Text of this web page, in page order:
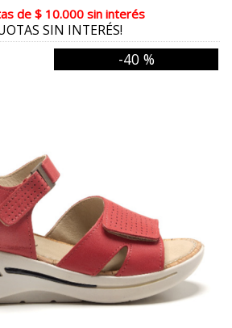
BLANCO ORO
CHOCO VISON
SUELA BRONCE
MARRON COBRE
GUINDA
de $ 10.000 sin interés
SIN INTERÉS!
-40 %